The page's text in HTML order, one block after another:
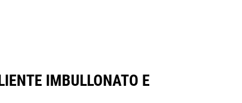
IMBULLONATO E